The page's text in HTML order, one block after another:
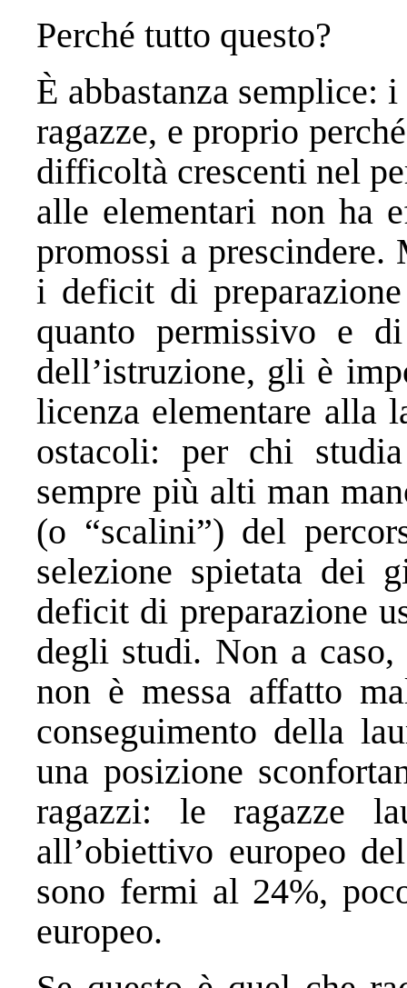
Perché tutto questo?
È abbastanza semplice:
ragazze, e proprio
difficoltà crescenti nel
alle elementari non ha
promossi a
i deficit di
quanto permissivo e
dell’istruzione, gli è
licenza elementare alla
ostacoli: per chi
sempre più alti man
(o “scalini”) del
selezione spietata dei
deficit di preparazione
degli studi. Non a
non è messa affatto
conseguimento della
una posizione
ragazzi: le ragazze
all’obiettivo europeo
sono fermi al 24%,
europeo.